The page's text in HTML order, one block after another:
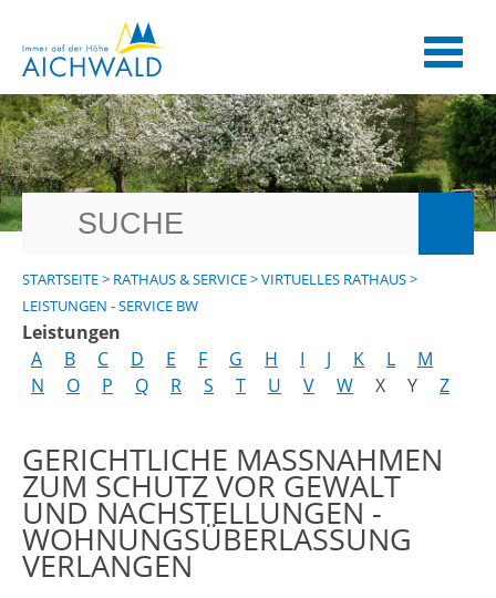
STARTSEITE> RATHAUS & SERVICE>VIRTUELLES RATHAUS>
LEISTUNGEN - SERVICE BW
Leistungen
A
B C D E F G H I J K L
M
N
O P Q R S T U V W X Y Z
GERICHTLICHE MASSNAHMEN Z
UM SCHUTZ VOR GEWALT U
ND NACHSTELLUNGEN - W
OHNUNGSÜBERLASSUNG V
ERLANGEN